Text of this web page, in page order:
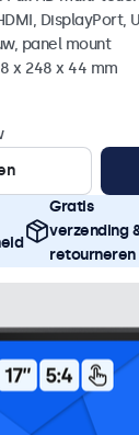
DisplayPort,
panel mount
x 248 x 44 mm
Gratis
verzending
retourneren